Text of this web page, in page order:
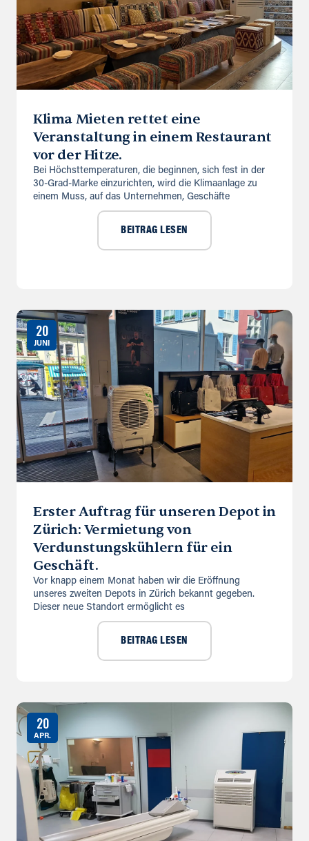
Klima Mieten rettet eine
Veranstaltung in einem Restaurant
vor der Hitze.
Bei Höchsttemperaturen, die beginnen, sich fest in der
30-Grad-Marke einzurichten, wird die Klimaanlage zu
einem Muss, auf das Unternehmen, Geschäfte
BEITRAG LESEN
20
JUNI
Erster Auftrag für unseren Depot in
Zürich: Vermietung von
Verdunstungskühlern für ein
Geschäft.
Vor knapp einem Monat haben wir die Eröffnung
unseres zweiten Depots in Zürich bekannt gegeben.
Dieser neue Standort ermöglicht es
BEITRAG LESEN
20
APR.